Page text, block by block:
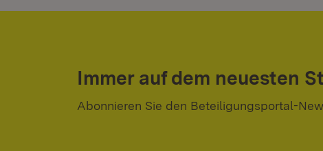
Immer auf dem neuesten
Abonnieren Sie den Beteiligungsportal-